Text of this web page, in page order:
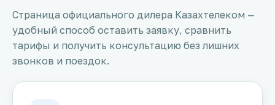
Страница официального дилера Казахтелеком —
удобный способ оставить заявку, сравнить
тарифы и получить консультацию без лишних
звонков и поездок.